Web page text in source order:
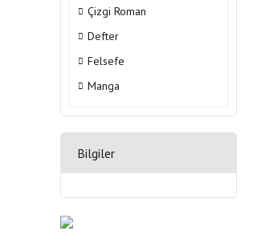
Çizgi Roman
Defter
Felsefe
Manga
Bilgiler